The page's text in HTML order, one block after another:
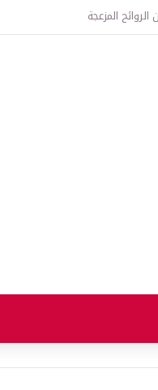
الهدف من التحالف الثلاثي؟